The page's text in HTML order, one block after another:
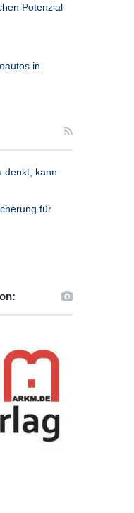
Potenzial
in
denkt, kann
für